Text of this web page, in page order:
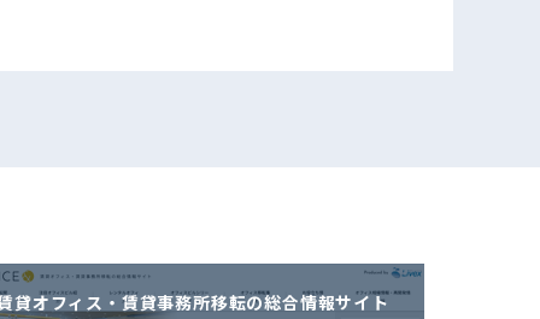
貸オフィス・賃貸事務所移転の総合情報サイト